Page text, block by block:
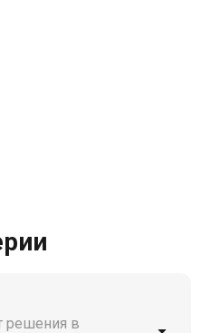
ей предстоит
решения в